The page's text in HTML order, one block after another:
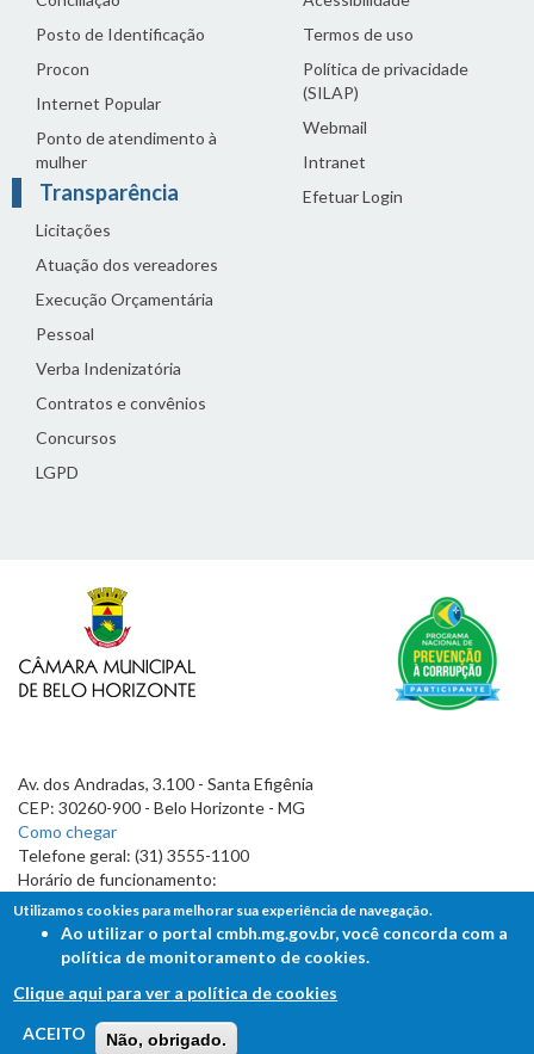
Posto de Identificação
Procon
Internet Popular
Ponto de atendimento à
mulher
Transparência
Licitações
Atuação dos vereadores
Execução Orçamentária
Pessoal
Verba Indenizatória
Contratos e convênios
Concursos
LGPD
Termos de uso
Política de privacidade
(SILAP)
Webmail
Intranet
Efetuar Login
Av. dos Andradas, 3.100 - Santa Efigênia
CEP: 30260-900 - Belo Horizonte - MG
Como chegar
Telefone geral: (31) 3555-1100
Horário de funcionamento:
7h às 19h
FALE COM A CÂMARA
Ouvidoria - Lei de Acesso à Informação
Utilizamos cookies para melhorar sua experiência de navegação.
Ao utilizar o portal cmbh.mg.gov.br, você concorda com a
política de monitoramento de cookies.
Clique aqui para ver a política de cookies
ACEITO
Não, obrigado.